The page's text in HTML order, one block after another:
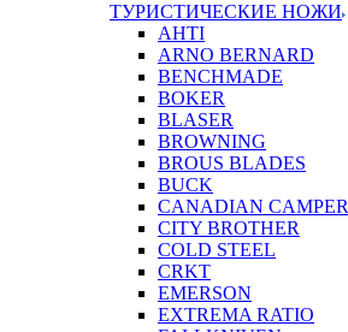
ТУРИСТИЧЕСКИЕ НОЖИ
AHTI
ARNO BERNARD
BENCHMADE
BOKER
BLASER
BROWNING
BROUS BLADES
BUCK
CANADIAN CAMPER
CITY BROTHER
COLD STEEL
CRKT
EMERSON
EXTREMA RATIO